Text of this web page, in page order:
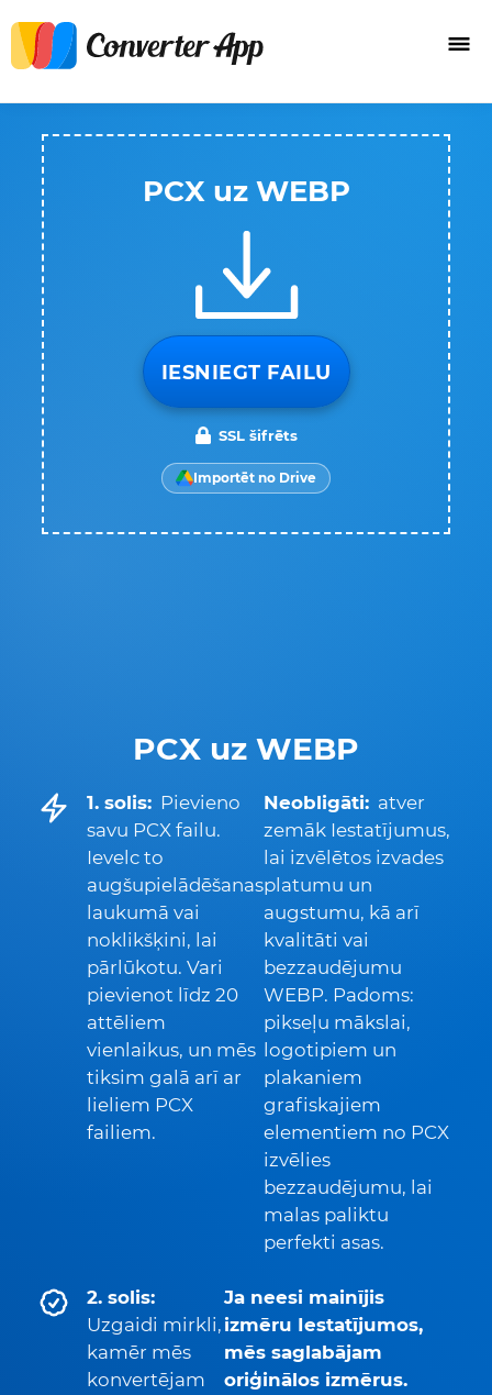
PCX uz WEBP
1. solis: Pievieno
savu PCX failu.
Ievelc to
augšupielādēšanas
laukumā vai
noklikšķini, lai
pārlūkotu. Vari
pievienot līdz 20
attēliem
vienlaikus, un mēs
tiksim galā arī ar
lieliem PCX
failiem.
Neobligāti: atver
zemāk Iestatījumus,
lai izvēlētos izvades
platumu un
augstumu, kā arī
kvalitāti vai
bezzaudējumu
WEBP. Padoms:
pikseļu mākslai,
logotipiem un
plakaniem
grafiskajiem
elementiem no PCX
izvēlies
bezzaudējumu, lai
malas paliktu
perfekti asas.
2. solis:
Uzgaidi mirkli,
kamēr mēs
konvertējam
Ja neesi mainījis
izmēru Iestatījumos,
mēs saglabājam
oriģinālos izmērus.
PCX uz WEBP
IESNIEGT FAILU
SSL šifrēts
Importēt no Drive